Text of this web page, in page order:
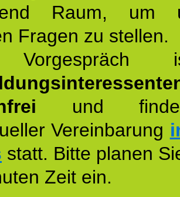
Raum, um
Fragen zu stellen.
und
Vereinbarung
statt. Bitte planen
Zeit ein.